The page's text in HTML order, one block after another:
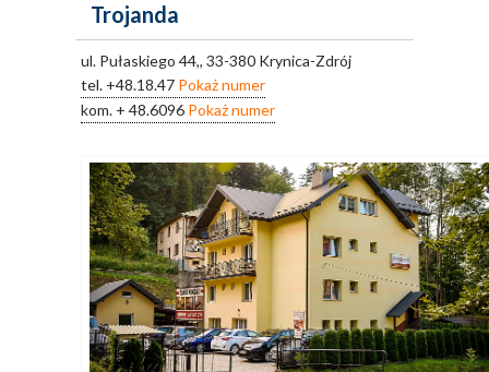
Trojanda
ul. Pułaskiego 44,, 33-380 Krynica-Zdrój
tel. +48.18.47 Pokaż numer
kom. + 48.6096 Pokaż numer